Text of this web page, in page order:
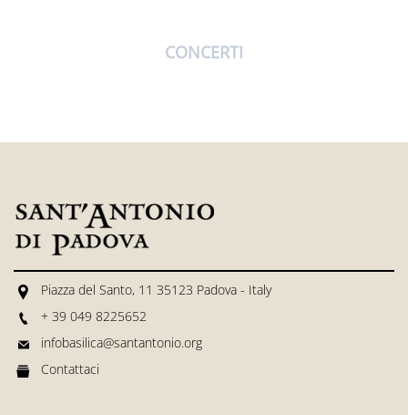
CONCERTI
Piazza del Santo, 11 35123 Padova - Italy
+ 39 049 8225652
infobasilica@santantonio.org
Contattaci